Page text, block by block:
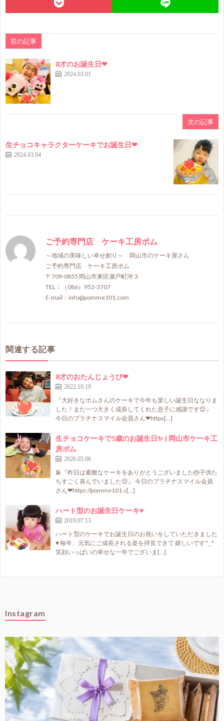
前の記事
8才のお誕生日❤
2024.03.01
次の記事
生チョコキャラクターケーキでお誕生日❤
2024.03.04
ご予約専門店 ケーキ工房ポム
～地域の美味しい幸せ創り～ 岡山市のケーキ屋さん
ご予約専門店 ケーキ工房ポム
〒709-0855 岡山市東区瀬戸町沖３
TEL：（086）952-3707
E-mail：info@pomme101.com
関連する記事
8才のおたんじょうび❤
2022.10.19
『大好きなポムさんのケーキで今年も楽しい誕生日ななりま
した！また一つ大きく成長してくれた息子に感謝です😊』
今日のプラチナスマイル会員さん❤https[…]
生チョコケーキで5歳のお誕生日✨ | 岡山市ケーキ工
房ポム
2026.05.06
🎤『昨日は素敵なケーキをありがとうございました🎂子供た
ちすごく喜んでいました😊』 今日のプラチナスマイル会員
さん❤https://pomme101.c[…]
ハート型のお誕生日ケーキ♥
2019.07.13
ハート型のケーキでお誕生日のお祝いをしていただきました
♥ 毎年、元気にご成長される姿を拝見できて 嬉しいです^_^
笑顔いっぱいの幸せな一年でございま[…]
Instagram